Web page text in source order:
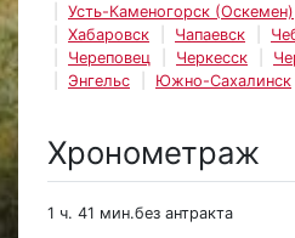
Усть-Каменогорск (Оскемен)
Хабаровск
Чапаевск
Череповец
Черкесск
Энгельс
Южно-Сахалинск
Хронометраж
1 ч. 41 мин.без антракта